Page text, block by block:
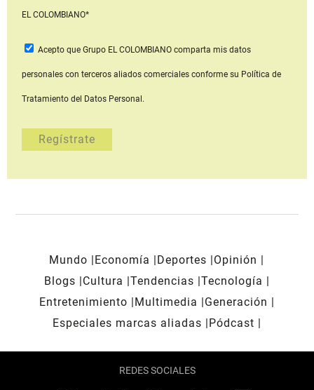
EL COLOMBIANO*
Acepto que Grupo EL COLOMBIANOcomparta mis datos
personales con terceros aliados comerciales conforme su Política de
Tratamiento del Datos Personal.
Mundo Economía Deportes
Opinión
Blogs
Cultura Tendencias Tecnología
Entretenimiento
Multimedia
Generación
Especiales marcas aliadas
Pódcast
REDES SOCIALES